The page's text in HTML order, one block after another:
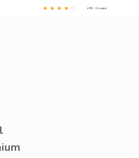
4.3/5 - (11 votes)